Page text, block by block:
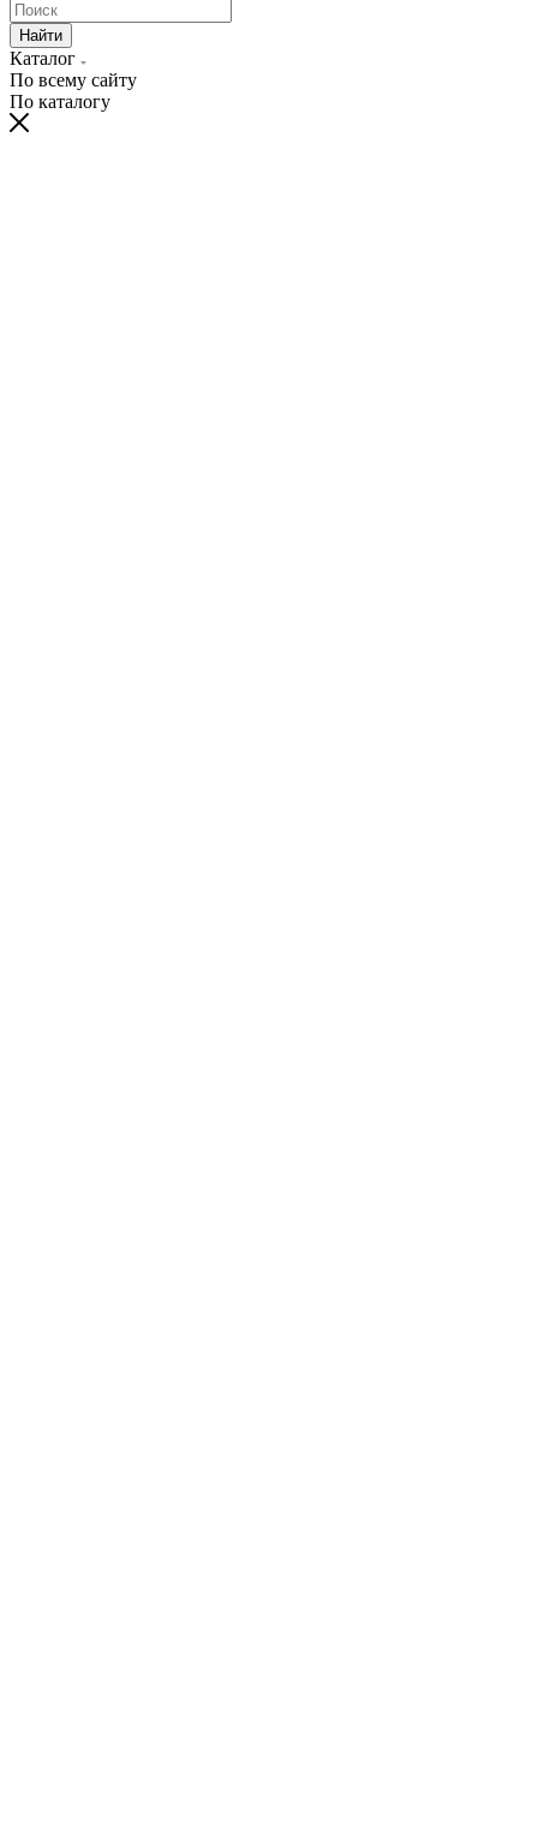
Найти
Каталог
По всему сайту
По каталогу